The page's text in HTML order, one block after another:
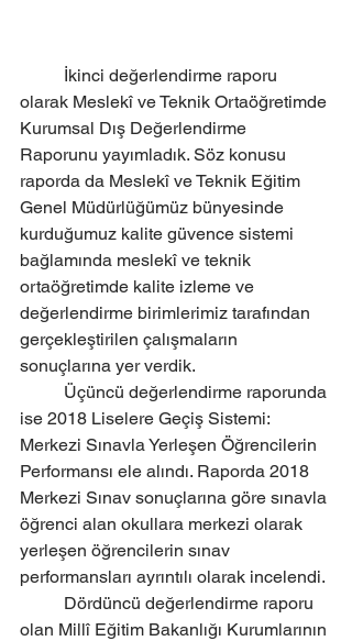
olarak Meslekî ve Teknik Ortaöğretimde
Kurumsal Dış Değerlendirme
Raporunu yayımladık. Söz konusu
raporda da Meslekî ve Teknik Eğitim
Genel Müdürlüğümüz bünyesinde
kurduğumuz kalite güvence sistemi
bağlamında meslekî ve teknik
ortaöğretimde kalite izleme ve
değerlendirme birimlerimiz tarafından
gerçekleştirilen çalışmaların
sonuçlarına yer verdik.
ise 2018 Liselere Geçiş Sistemi:
Merkezi Sınavla Yerleşen Öğrencilerin
Performansı ele alındı. Raporda 2018
Merkezi Sınav sonuçlarına göre sınavla
öğrenci alan okullara merkezi olarak
yerleşen öğrencilerin sınav
performansları ayrıntılı olarak incelendi.
olan Millî Eğitim Bakanlığı Kurumlarının